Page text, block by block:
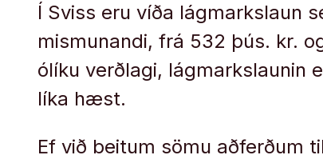
Í Sviss eru víða lágmarkslaun
mismunandi, frá 532 þús. kr.
ólíku verðlagi, lágmarkslaunin
líka hæst.
Ef við beitum sömu aðferðum